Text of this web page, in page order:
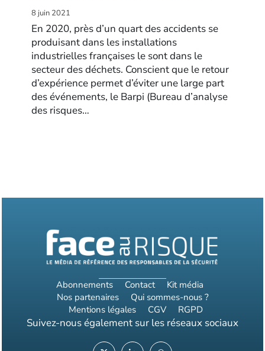
8 juin 2021
En 2020, près d’un quart des accidents se
produisant dans les installations
industrielles françaises le sont dans le
secteur des déchets. Conscient que le retour
d’expérience permet d’éviter une large part
des événements, le Barpi (Bureau d’analyse
des risques…
Abonnements Contact
Kit média
Nos partenaires
Qui sommes-nous ?
Mentions légales
CGV RGPD
Suivez-nous également sur les réseaux sociaux